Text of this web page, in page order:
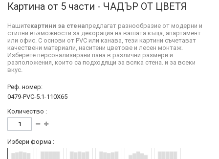
Картина от 5 части - ЧАДЪР ОТ ЦВЕТЯ
Нашитекартини за стенапредлагат разнообразие от модерни и
стилни възможности за декорация на вашата къща, апартамент
или офис. С основи от PVC или канава, тези картини съчетават
качествени материали, наситени цветове и лесен монтаж.
Изберете персонализирани пана в различни размери и
разположения, които са подходящи за всяка стена. и за всеки
вкус.
Реф. номер:
0479-PVC-5.1-110X65
Количество :
Избери форма :